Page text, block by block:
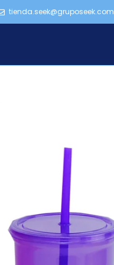
tienda.seek@gruposeek.com